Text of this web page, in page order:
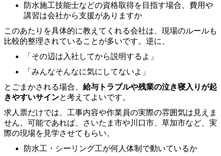
防水施工技能士などの資格取得を目指す場合、費用や
講習は会社から支援がありますか
このあたりを具体的に教えてくれる会社は、現場のルールも
比較的整理されていることが多いです。逆に、
「その辺は入社してから説明するよ」
「みんなそんなに気にしてないよ」
とごまかされる場合、 給与トラブルや残業の泣き寝入りが起
きやすいサインと考えてよいです。
求人票だけでは、工事内容や作業員の実際の雰囲気は見えま
せん。可能であれば、さいたま市や川口市、草加市など、実
際の現場を見学させてもらい、
防水工・シーリング工が何人体制で動いているか